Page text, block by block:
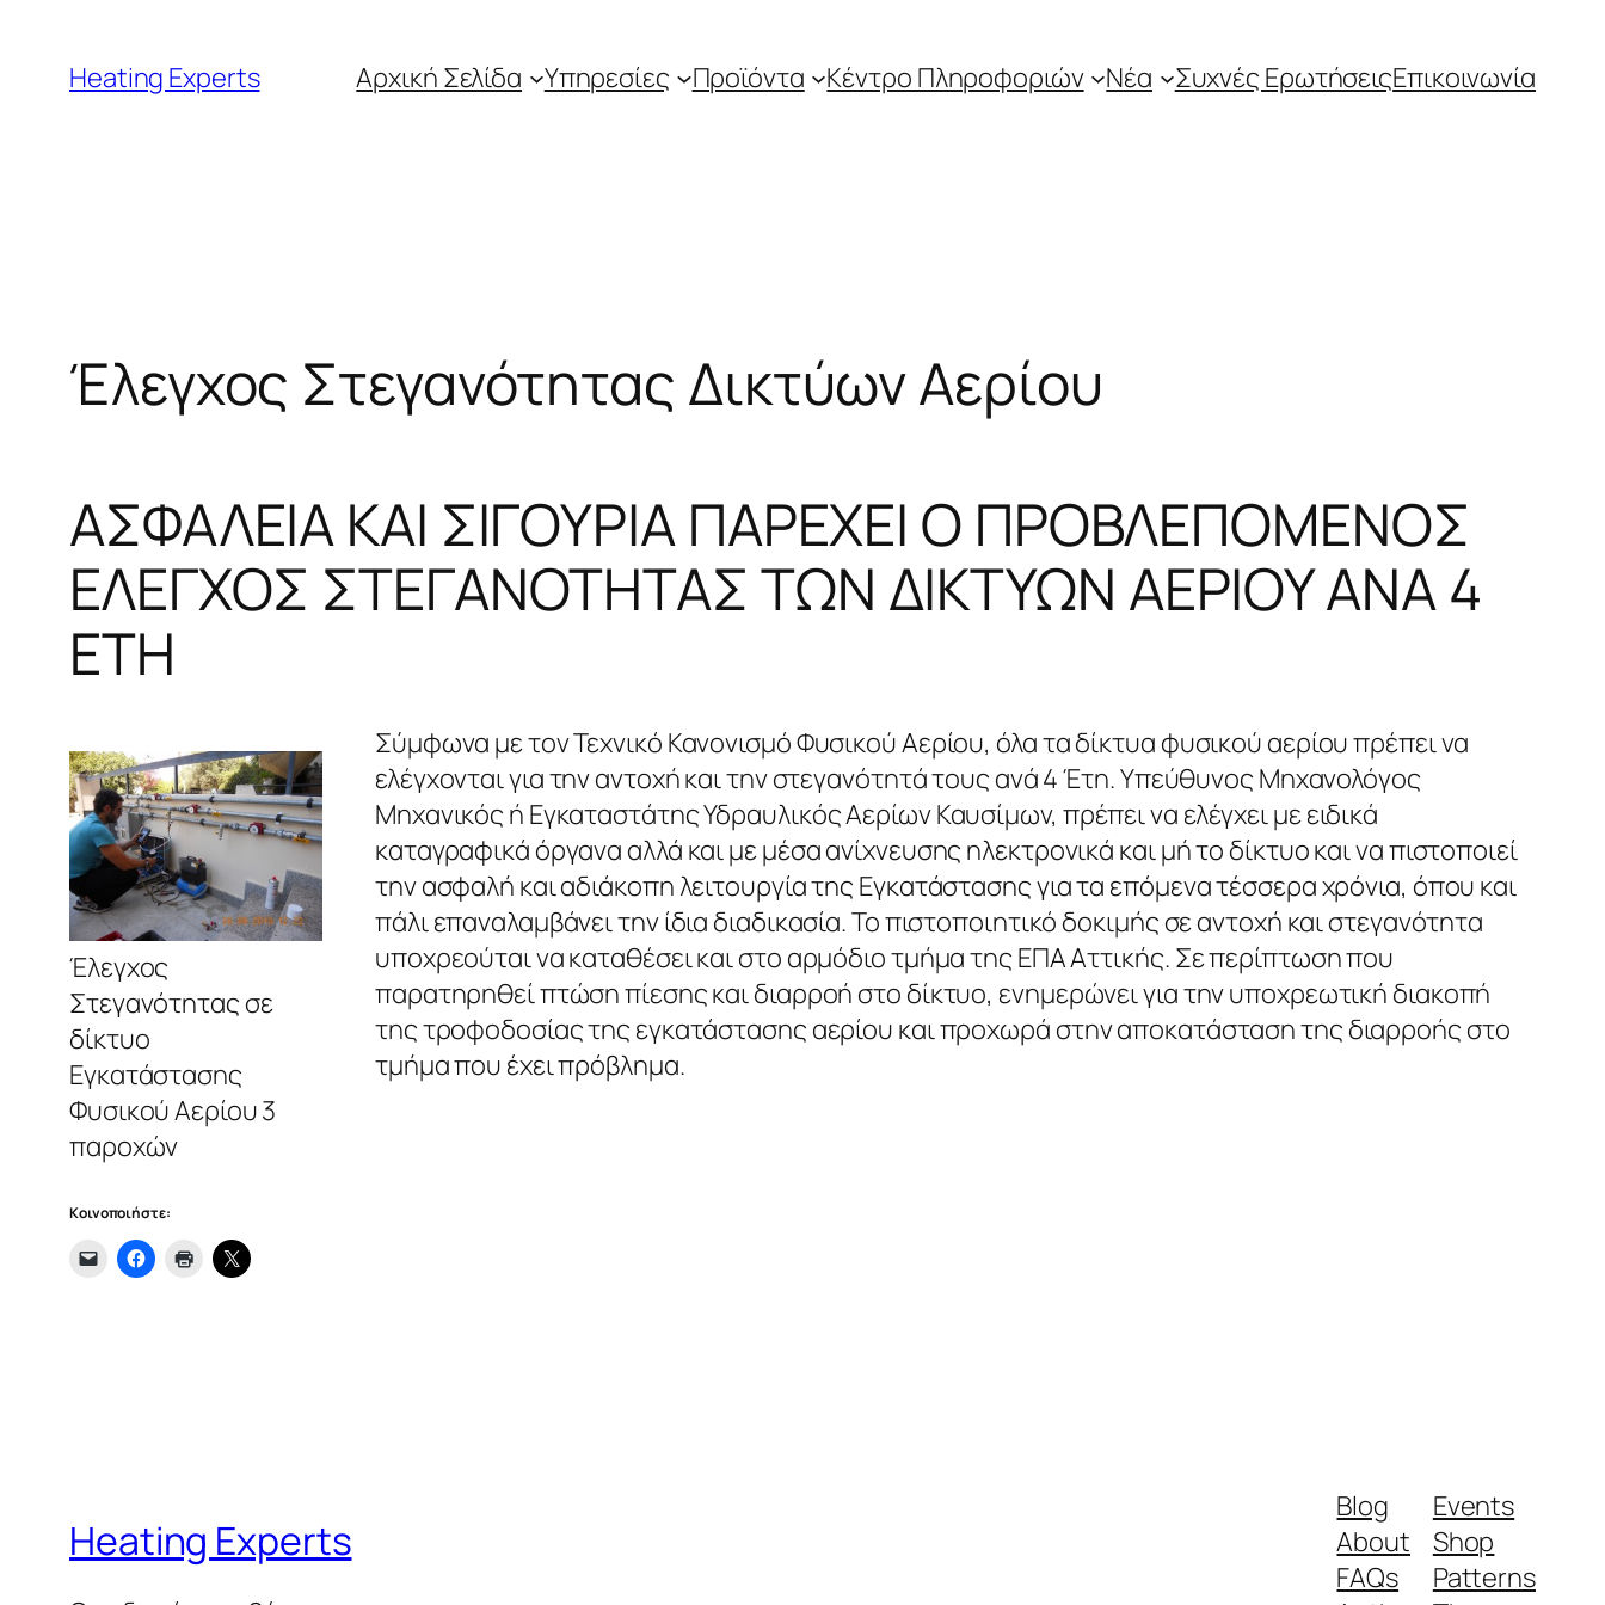
περιεχόμενο
Heating Experts Αρχική Σελίδα Υπηρεσίες Προϊόντα Κέντρο Πληροφοριών Νέα Συχνές ΕρωτήσειςΕπικοινωνία
Έλεγχος Στεγανότητας Δικτύων Αερίου
ΑΣΦΑΛΕΙΑ ΚΑΙ ΣΙΓΟΥΡΙΑ ΠΑΡΕΧΕΙ Ο ΠΡΟΒΛΕΠΟΜΕΝΟΣ
ΕΛΕΓΧΟΣ ΣΤΕΓΑΝΟΤΗΤΑΣ ΤΩΝ ΔΙΚΤΥΩΝ ΑΕΡΙΟΥ ΑΝΑ 4
ΕΤΗ
Έλεγχος
Στεγανότητας σε
δίκτυο
Εγκατάστασης
Φυσικού Αερίου 3
παροχών
Σύμφωνα με τον Τεχνικό Κανονισμό Φυσικού Αερίου, όλα τα δίκτυα φυσικού αερίου πρέπει να
ελέγχονται για την αντοχή και την στεγανότητά τους ανά 4 Έτη. Υπεύθυνος Μηχανολόγος
Μηχανικός ή Εγκαταστάτης Υδραυλικός Αερίων Καυσίμων, πρέπει να ελέγχει με ειδικά
καταγραφικά όργανα αλλά και με μέσα ανίχνευσης ηλεκτρονικά και μή το δίκτυο και να πιστοποιεί
την ασφαλή και αδιάκοπη λειτουργία της Εγκατάστασης για τα επόμενα τέσσερα χρόνια, όπου και
πάλι επαναλαμβάνει την ίδια διαδικασία. Το πιστοποιητικό δοκιμής σε αντοχή και στεγανότητα
υποχρεούται να καταθέσει και στο αρμόδιο τμήμα της ΕΠΑ Αττικής. Σε περίπτωση που
παρατηρηθεί πτώση πίεσης και διαρροή στο δίκτυο, ενημερώνει για την υποχρεωτική διακοπή
της τροφοδοσίας της εγκατάστασης αερίου και προχωρά στην αποκατάσταση της διαρροής στο
τμήμα που έχει πρόβλημα.
Κοινοποιήστε:
Heating Experts
Blog
About
FAQs
Events
Shop
Patterns